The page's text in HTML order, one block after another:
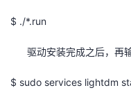
$ ./*.run
驱动安装完成之后，再输
$ sudo services lightdm